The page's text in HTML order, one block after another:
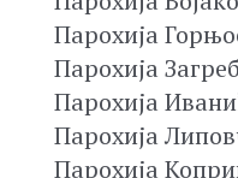
Парохија
Парохија
Парохија
Парохија
Парохија